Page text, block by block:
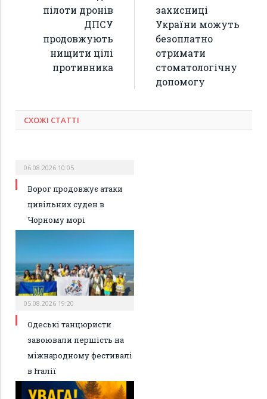
пілоти дронів
ДПСУ
продовжують
нищити цілі
противника
захисниці
України можуть
безоплатно
отримати
стоматологічну
допомогу
СХОЖІ СТАТТІ
06.08.2026 10:05
Ворог продовжує атаки
цивільних суден в
Чорному морі
05.08.2026 19:20
Одеські танцюристи
завоювали першість на
міжнародному фестивалі
в Італії